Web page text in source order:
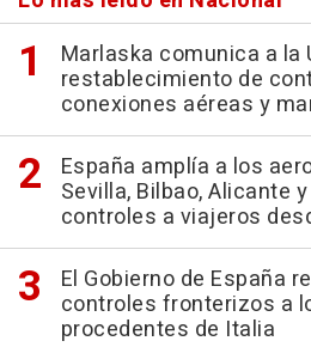
Marlaska comunica a la
restablecimiento de
conexiones aéreas y
España amplía a los
Sevilla, Bilbao, Alicante
controles a viajeros
El Gobierno de España
controles fronterizos a
procedentes de Italia